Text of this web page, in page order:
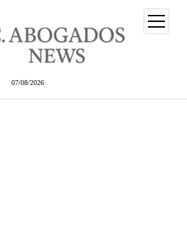
07/08/2026
abrir
menú